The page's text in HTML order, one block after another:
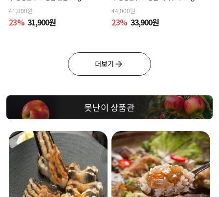
41,000원
23% 31,900원
44,000원
23% 33,900원
더보기
못난이 상품관